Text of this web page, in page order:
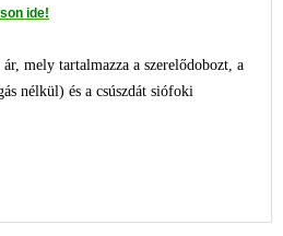
ide!
mely tartalmazza a szerelődobozt, a
nélkül) és a csúszdát siófoki